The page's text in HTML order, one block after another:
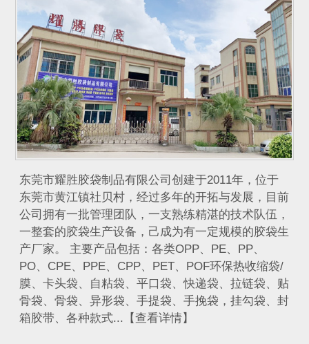
东莞市耀胜胶袋制品有限公司创建于2011年，位于
东莞市黄江镇社贝村，经过多年的开拓与发展，目前
公司拥有一批管理团队，一支熟练精湛的技术队伍，
一整套的胶袋生产设备，己成为有一定规模的胶袋生
产厂家。 主要产品包括：各类OPP、PE、PP、
PO、CPE、PPE、CPP、PET、POF环保热收缩袋/
膜、卡头袋、自粘袋、平口袋、快递袋、拉链袋、贴
骨袋、骨袋、异形袋、手提袋、手挽袋，挂勾袋、封
箱胶带、各种款式...【查看详情】